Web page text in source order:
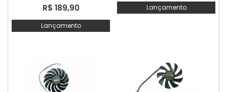
R$ 189,90
Lançamento
Lançamento